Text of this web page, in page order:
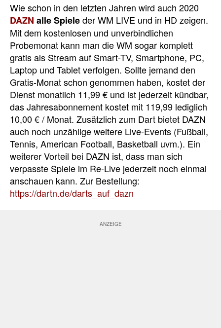
Wie schon in den letzten Jahren wird auch 2020
DAZN alle Spieleder WM LIVE und in HD zeigen.
Mit dem kostenlosen und unverbindlichen
Probemonat kann man die WM sogar komplett
gratis als Stream auf Smart-TV, Smartphone, PC,
Laptop und Tablet verfolgen. Sollte jemand den
Gratis-Monat schon genommen haben, kostet der
Dienst monatlich 11,99 € und ist jederzeit kündbar,
das Jahresabonnement kostet mit 119,99 lediglich
10,00 € / Monat. Zusätzlich zum Dart bietet DAZN
auch noch unzählige weitere Live-Events (Fußball,
Tennis, American Football, Basketball uvm.). Ein
weiterer Vorteil bei DAZN ist, dass man sich
verpasste Spiele im Re-Live jederzeit noch einmal
anschauen kann. Zur Bestellung:
https://dartn.de/darts_auf_dazn